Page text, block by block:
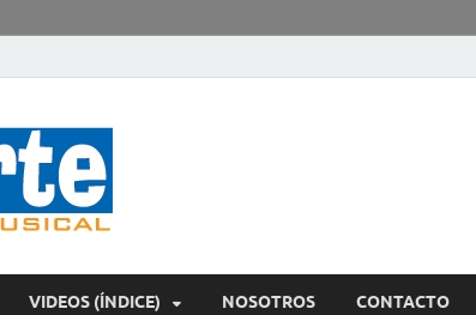
VIDEOS (ÍNDICE) NOSOTROS CONTACTO